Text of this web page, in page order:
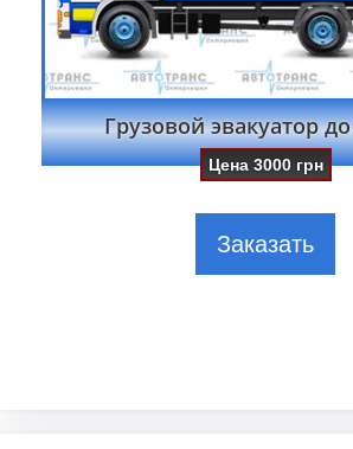
Грузовой эвакуатор
Цена3000 грн
Заказать